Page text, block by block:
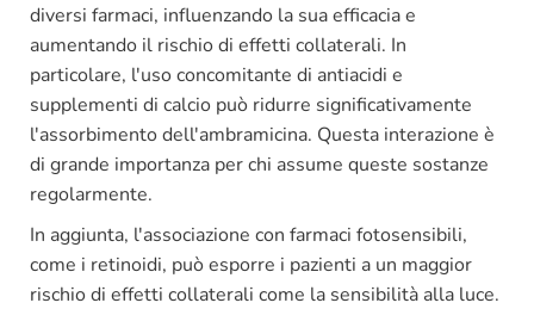
diversi farmaci, influenzando la sua efficacia e
aumentando il rischio di effetti collaterali. In
particolare, l'uso concomitante di antiacidi e
supplementi di calcio può ridurre significativamente
l'assorbimento dell'ambramicina. Questa interazione è
di grande importanza per chi assume queste sostanze
regolarmente.
In aggiunta, l'associazione con farmaci fotosensibili,
come i retinoidi, può esporre i pazienti a un maggior
rischio di effetti collaterali come la sensibilità alla luce.